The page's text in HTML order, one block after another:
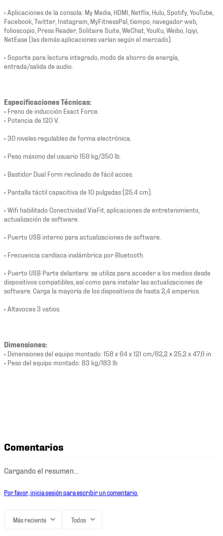
• Aplicaciones de la consola: My Media, HDMI, Netflix, Hulu, Spotify, YouTube,
Facebook, Twitter, Instagram, MyFitnessPal, tiempo, navegador web,
folioscopio, Press Reader, Solitaire Suite, WeChat, YouKu, Weibo, Iqiyi,
NetEase (las demás aplicaciones varían según el mercado).
• Soporte para lectura integrado, modo de ahorro de energía,
entrada/salida de audio.
Especificaciones Técnicas:
• Freno de inducción Exact Force.
• Potencia de 120 V.
• 30 niveles regulables de forma electrónica.
• Peso máximo del usuario 159 kg/350 lb.
• Bastidor Dual Form reclinado de fácil acces.
• Pantalla táctil capacitiva de 10 pulgadas (25.4 cm).
• Wifi habilitado Conectividad ViaFit, aplicaciones de entretenimiento,
actualización de software.
• Puerto USB interno para actualizaciones de software.
• Frecuencia cardíaca inalámbrica por Bluetooth.
• Puerto USB Parte delantera: se utiliza para acceder a los medios desde
dispositivos compatibles, así como para instalar las actualizaciones de
software. Carga la mayoría de los dispositivos de hasta 2,4 amperios.
• Altavoces 3 vatios.
Dimensiones:
• Dimensiones del equipo montado: 158 x 64 x 121 cm/62,2 x 25,2 x 47,6 in
• Peso del equipo montado: 83 kg/183 lb
Comentarios
Cargando el resumen…
Por favor, inicia sesión para escribir un comentario.
Más reciente Todos